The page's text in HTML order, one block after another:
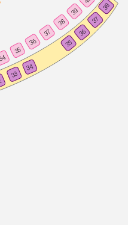
34
33
35
36
37
38
39
35
36
37
38